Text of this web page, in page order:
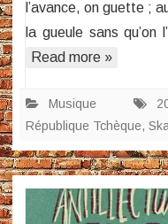
Doom
l’avance, on guette ;
la gueule sans
Read more »
Musique
République Tchèque,